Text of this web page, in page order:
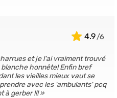
4.9
et je l'ai vraiment trouvé
honnête! Enfin bref
les vieilles mieux vaut se
avec les 'ambulants' pcq
à gerber !!!